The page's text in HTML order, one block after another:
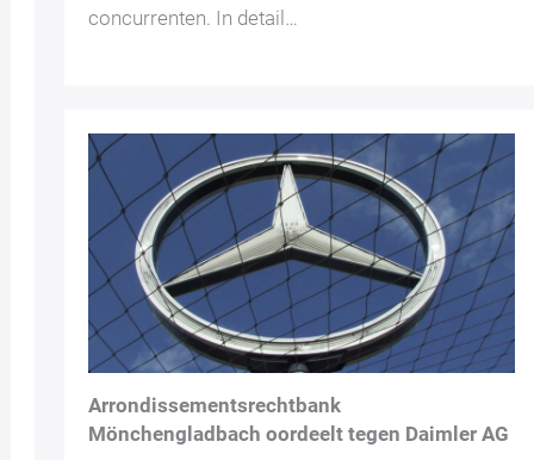
concurrenten. In detail…
Arrondissementsrechtbank
Mönchengladbach oordeelt tegen Daimler AG